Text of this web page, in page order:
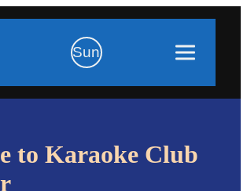
Sun
to Karaoke Club